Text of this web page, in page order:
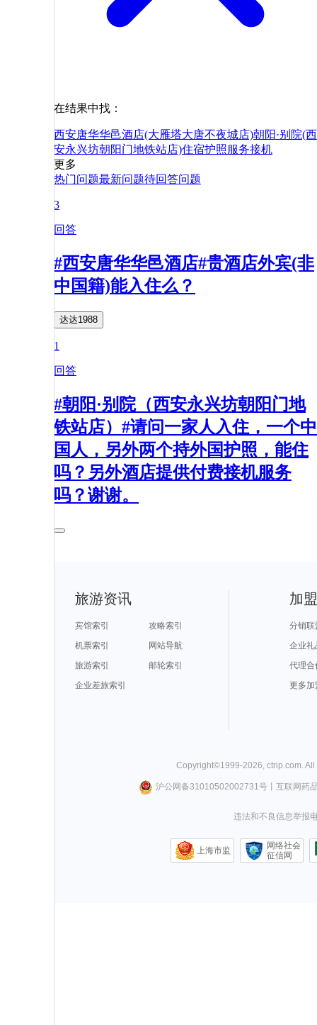
在结果中找：
西安唐华华邑酒店(大雁塔大唐不夜城店)朝阳·别院(西
安永兴坊朝阳门地铁站店)住宿护照服务接机
更多
热门问题最新问题待回答问题
3
回答
#西安唐华华邑酒店#贵酒店外宾(非
中国籍)能入住么？
达达1988
1
回答
#朝阳·别院（西安永兴坊朝阳门地
铁站店）#请问一家人入住，一个中
国人，另外两个持外国护照，能住
吗？另外酒店提供付费接机服务
吗？谢谢。
旅游资讯
宾馆索引
攻略索引
机票索引
网站导航
旅游索引
邮轮索引
企业差旅索引
加
分销联
企业礼
代理合
更多加
Copyright©1999-2026 ctrip.com .
沪公网备31010502002731号丨 互联网药
违法和不良信息举报
上海市监
网络社会
征信网